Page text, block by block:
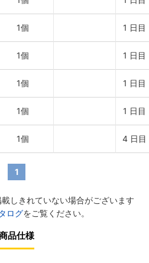
1個 1 日目
1個 1 日目
1個 1 日目
1個 1 日目
1個 4日目
1
しきれていない場合がございます
ログをご覧ください。
品仕様